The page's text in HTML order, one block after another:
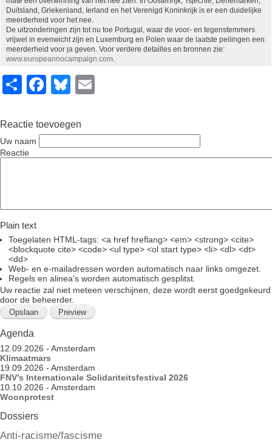
Duitsland, Griekenland, Ierland en het Verenigd Koninkrijk is er een duidelijke
meerderheid voor het nee.
De uitzonderingen zijn tot nu toe Portugal, waar de voor- en tegenstemmers
vrijwel in evenwicht zijn en Luxemburg en Polen waar de laatste peilingen een
meerderheid voor ja geven. Voor verdere detailles en bronnen zie:
www.europeannocampaign.com.
S
ar
e
F
c
e
b
Bl
e
sk
y
Reactie toevoegen
Uw naam
Reactie
Plain text
Toegelaten HTML-tags: <a href hreflang> <em> <strong> <cite>
<blockquote cite> <code> <ul type> <ol start type> <li> <dl> <dt>
<dd>
Web- en e-mailadressen worden automatisch naar links omgezet.
Regels en alinea's worden automatisch gesplitst.
Uw reactie zal niet meteen verschijnen, deze wordt eerst goedgekeurd
door de beheerder.
Agenda
12.09.2026 - Amsterdam
Klimaatmars
19.09.2026 - Amsterdam
FNV’s Internationale Solidariteitsfestival 2026
10.10.2026 - Amsterdam
Woonprotest
Dossiers
Anti-racisme/fascisme